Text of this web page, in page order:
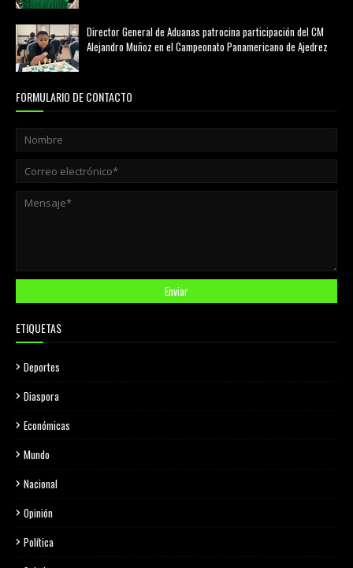
Director General de Aduanas patrocina participación del CM
Alejandro Muñoz en el Campeonato Panamericano de Ajedrez
FORMULARIO DE CONTACTO
ETIQUETAS
Deportes
Diaspora
Económicas
Mundo
Nacional
Opinión
Política